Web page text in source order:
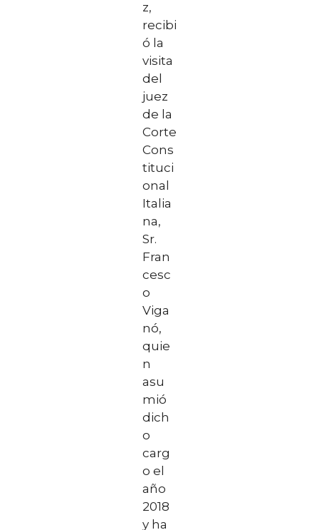
z,
recibi
ó la
visita
del
juez
de la
Corte
Cons
tituci
onal
Italia
na,
Sr.
Fran
cesc
o
Viga
nó,
quie
n
asu
mió
dich
o
carg
o el
año
2018
y ha